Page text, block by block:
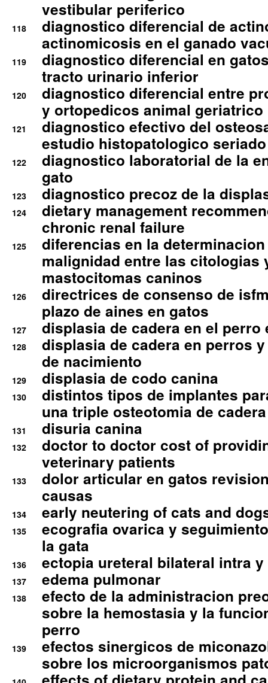
vestibular periferico
118
diagnostico diferencial de
actinomicosis en el ganado
119
diagnostico diferencial en
tracto urinario inferior
120
diagnostico diferencial entre
y ortopedicos animal geriatrico
121
diagnostico efectivo del
estudio histopatologico seriado
122
diagnostico laboratorial de la
gato
123 diagnostico precoz de la
124
dietary management
chronic renal failure
125
diferencias en la
malignidad entre las citologias
mastocitomas caninos
126
directrices de consenso de
plazo de aines en gatos
127 displasia de cadera en el perro
128
displasia de cadera en perros
de nacimiento
129 displasia de codo canina
130
distintos tipos de implantes
una triple osteotomia de cadera
131 disuria canina
132
doctor to doctor cost of
veterinary patients
133
dolor articular en gatos
causas
134 early neutering of cats and
135
ecografia ovarica y
la gata
136 ectopia ureteral bilateral intra
137 edema pulmonar
138
efecto de la administracion
sobre la hemostasia y la
perro
139
efectos sinergicos de
sobre los microorganismos